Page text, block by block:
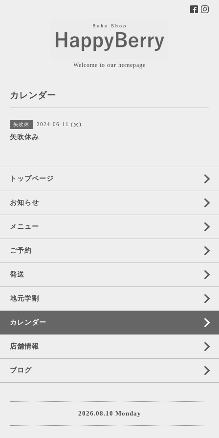
Welcome to our homepage
カレンダー
矢吹休 2024-06-11 (火)
矢吹休み
トップページ
お知らせ
メニュー
ご予約
発送
地元学割
カレンダー
店舗情報
ブログ
2026.08.10 Monday